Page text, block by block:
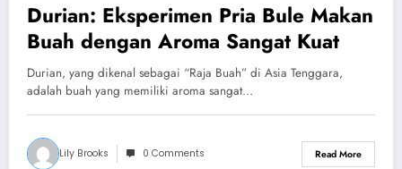
Durian: Eksperimen Pria Bule Makan
Buah dengan Aroma Sangat Kuat
Durian, yang dikenal sebagai “Raja Buah” di Asia Tenggara,
adalah buah yang memiliki aroma sangat…
Lily Brooks 0 Comments Read More